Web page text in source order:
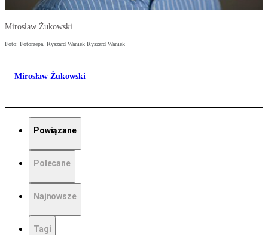
Mirosław Żukowski
Foto: Fotorzepa, Ryszard Waniek Ryszard Waniek
Mirosław Żukowski
Powiązane
Polecane
Najnowsze
Tagi